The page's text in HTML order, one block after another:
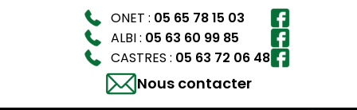
ONET : 05 65 78 15 03
ALBI : 05 63 60 99 85
CASTRES : 05 63 72 06 48
Nous contacter